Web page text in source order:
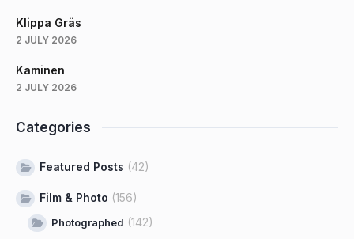
Klippa Gräs
2 JULY 2026
Kaminen
2 JULY 2026
Categories
Featured Posts (42)
Film & Photo (156)
Photographed (142)